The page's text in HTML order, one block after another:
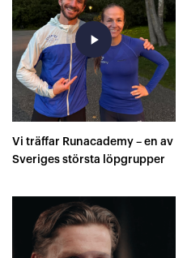
play_arrow
Vi träffar Runacademy – en av
Sveriges största löpgrupper